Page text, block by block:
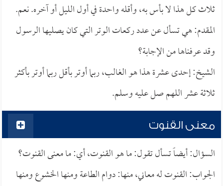
ثلاث كل هذا لا بأس به، وأقله واحدة في أول الليل أو آخره. نعم.
المقدم: هي تسأل عن عدد ركعات الوتر التي كان يصليها الرسول
وقد عرفناها من الإجابة؟
الشيخ: إحدى عشرة هذا هو الغالب، ربما أوتر بأقل ربما أوتر بأكثر
ثلاثة عشر اللهم صل عليه وسلم.
معنى القنوت
السؤال: أيضاً تسأل تقول: ما هو القنوت، أي: ما معنى القنوت؟
الجواب: القنوت له معاني، منها: دوام الطاعة ومنها الخشوع ومنها